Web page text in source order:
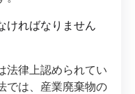
ければなりません
法律上認められてい
では、産業廃棄物の